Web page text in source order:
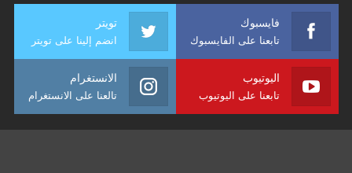
فايسبوك
تابعنا على الفايسبوك
تويتر
انضم إلينا على تويتر
اليوتيوب
تابعنا على اليوتيوب
الانستغرام
تالعنا على الانستغرام